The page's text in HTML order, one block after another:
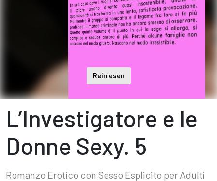
Reinlesen
L’Investigatore e le
Donne Sexy. 5
Romanzo Erotico con Sesso Esplicito per Adulti